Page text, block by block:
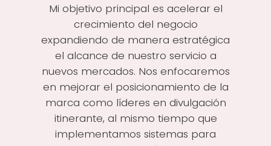
Mi objetivo principal es acelerar el
crecimiento del negocio
expandiendo de manera estratégica
el alcance de nuestro servicio a
nuevos mercados. Nos enfocaremos
en mejorar el posicionamiento de la
marca como líderes en divulgación
itinerante, al mismo tiempo que
implementamos sistemas para